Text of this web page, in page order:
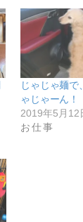
じゃじゃ麺で
ゃじゃーん！
2019年5月12
お仕事